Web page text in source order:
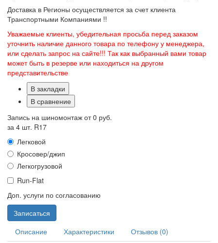
Доставка в Регионы осуществляется за счет клиента
Транспортными Компаниями !!
Уважаемые клиенты, убедительная просьба перед заказом
уточнить наличие данного товара по телефону у менеджера,
или сделать запрос на сайте!!! Так как выбранный вами товар
может быть в резерве или находиться на другом
представительстве
В закладки
В сравнение
Запись на шиномонтаж от0 руб.
за 4 шт. R17
Легковой
Кросовер/джип
Легкогрузовой
Run-Flat
Доп. услуги по согласованию
Записаться
Описание
Характеристики Отзывов (0)